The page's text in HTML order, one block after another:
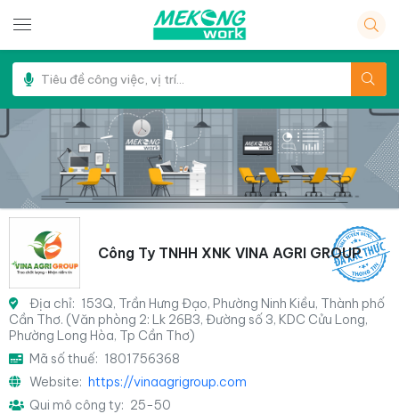
Công Ty TNHH XNK VINA AGRI GROUP
Địa chỉ: 153Q, Trần Hưng Đạo, Phường Ninh Kiều, Thành phố
Cần Thơ. (Văn phòng 2: Lk 26B3, Đường số 3, KDC Cửu Long,
Phường Long Hòa, Tp Cần Thơ)
Mã số thuế: 1801756368
Website: https://vinaagrigroup.com
Qui mô công ty: 25-50